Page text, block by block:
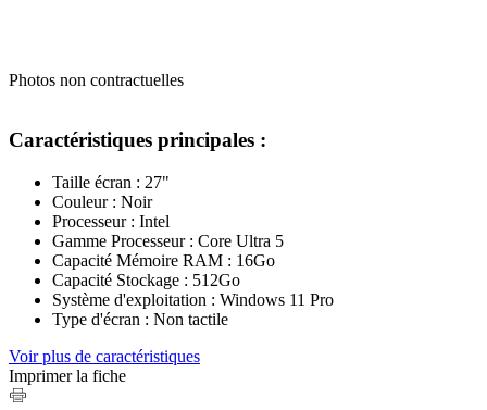
Photos non contractuelles
Caractéristiques principales :
Taille écran : 27"
Couleur : Noir
Processeur : Intel
Gamme Processeur : Core Ultra 5
Capacité Mémoire RAM : 16Go
Capacité Stockage : 512Go
Système d'exploitation : Windows 11 Pro
Type d'écran : Non tactile
Voir plus de caractéristiques
Imprimer la fiche